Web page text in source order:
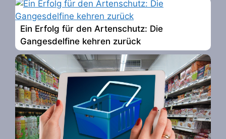
Ein Erfolg für den Artenschutz: Die
Gangesdelfine kehren zurück